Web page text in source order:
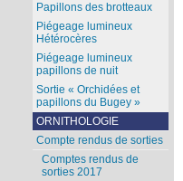
Papillons des brotteaux
Piégeage lumineux
Hétérocères
Piégeage lumineux
papillons de nuit
Sortie « Orchidées et
papillons du Bugey »
ORNITHOLOGIE
Compte rendus de sorties
Comptes rendus de
sorties 2017